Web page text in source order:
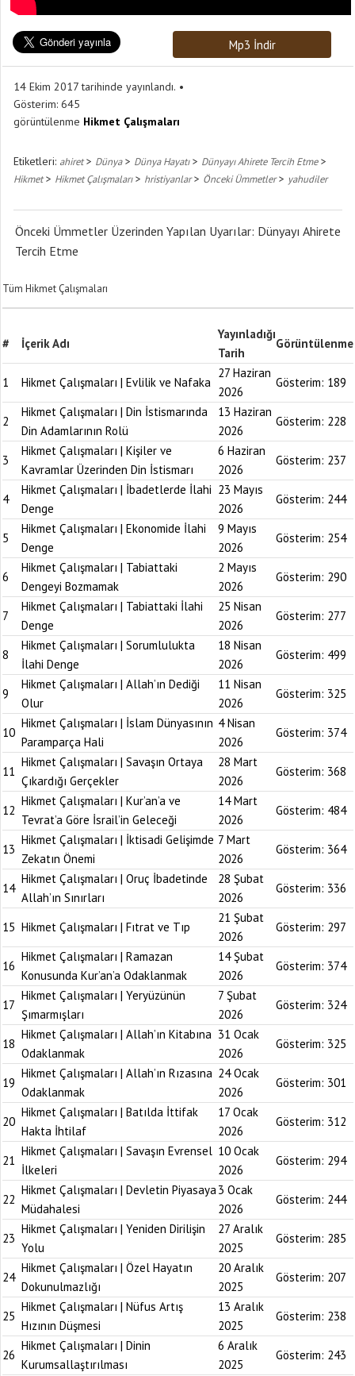
Mp3 İndir
14 Ekim 2017 tarihinde yayınlandı.
Gösterim: 645
görüntülenme Hikmet Çalışmaları
Etiketleri: ahiret> Dünya> Dünya Hayatı> Dünyayı Ahirete Tercih Etme>
Hikmet> Hikmet Çalışmaları> hristiyanlar> Önceki Ümmetler> yahudiler
Önceki Ümmetler Üzerinden Yapılan Uyarılar: Dünyayı Ahirete
Tercih Etme
Tüm Hikmet Çalışmaları
# İçerik Adı
Yayınladığı
Tarih
Görüntülenme
1 Hikmet Çalışmaları | Evlilik ve Nafaka
27 Haziran
2026
Gösterim: 189
2
Hikmet Çalışmaları | Din İstismarında
Din Adamlarının Rolü
13 Haziran
2026
Gösterim: 228
3
Hikmet Çalışmaları | Kişiler ve
Kavramlar Üzerinden Din İstismarı
6 Haziran
2026
Gösterim: 237
4
Hikmet Çalışmaları | İbadetlerde İlahi
Denge
23 Mayıs
2026
Gösterim: 244
5
Hikmet Çalışmaları | Ekonomide İlahi
Denge
9 Mayıs
2026
Gösterim: 254
6
Hikmet Çalışmaları | Tabiattaki
Dengeyi Bozmamak
2 Mayıs
2026
Gösterim: 290
7
Hikmet Çalışmaları | Tabiattaki İlahi
Denge
25 Nisan
2026
Gösterim: 277
8
Hikmet Çalışmaları | Sorumlulukta
İlahi Denge
18 Nisan
2026
Gösterim: 499
9
Hikmet Çalışmaları | Allah’ın Dediği
Olur
11 Nisan
2026
Gösterim: 325
10
Hikmet Çalışmaları | İslam Dünyasının
Paramparça Hali
4 Nisan
2026
Gösterim: 374
11
Hikmet Çalışmaları | Savaşın Ortaya
Çıkardığı Gerçekler
28 Mart
2026
Gösterim: 368
12
Hikmet Çalışmaları | Kur’an’a ve
Tevrat’a Göre İsrail’in Geleceği
14 Mart
2026
Gösterim: 484
13
Hikmet Çalışmaları | İktisadi Gelişimde
Zekatın Önemi
7 Mart
2026
Gösterim: 364
14
Hikmet Çalışmaları | Oruç İbadetinde
Allah’ın Sınırları
28 Şubat
2026
Gösterim: 336
15 Hikmet Çalışmaları | Fıtrat ve Tıp
21 Şubat
2026
Gösterim: 297
16
Hikmet Çalışmaları | Ramazan
Konusunda Kur’an’a Odaklanmak
14 Şubat
2026
Gösterim: 374
17
Hikmet Çalışmaları | Yeryüzünün
Şımarmışları
7 Şubat
2026
Gösterim: 324
18
Hikmet Çalışmaları | Allah’ın Kitabına
Odaklanmak
31 Ocak
2026
Gösterim: 325
19
Hikmet Çalışmaları | Allah’ın Rızasına
Odaklanmak
24 Ocak
2026
Gösterim: 301
20
Hikmet Çalışmaları | Batılda İttifak
Hakta İhtilaf
17 Ocak
2026
Gösterim: 312
21
Hikmet Çalışmaları | Savaşın Evrensel
İlkeleri
10 Ocak
2026
Gösterim: 294
22
Hikmet Çalışmaları | Devletin Piyasaya
Müdahalesi
3 Ocak
2026
Gösterim: 244
23
Hikmet Çalışmaları | Yeniden Dirilişin
Yolu
27 Aralık
2025
Gösterim: 285
24
Hikmet Çalışmaları | Özel Hayatın
Dokunulmazlığı
20 Aralık
2025
Gösterim: 207
25
Hikmet Çalışmaları | Nüfus Artış
Hızının Düşmesi
13 Aralık
2025
Gösterim: 238
26
Hikmet Çalışmaları | Dinin
Kurumsallaştırılması
6 Aralık
2025
Gösterim: 243